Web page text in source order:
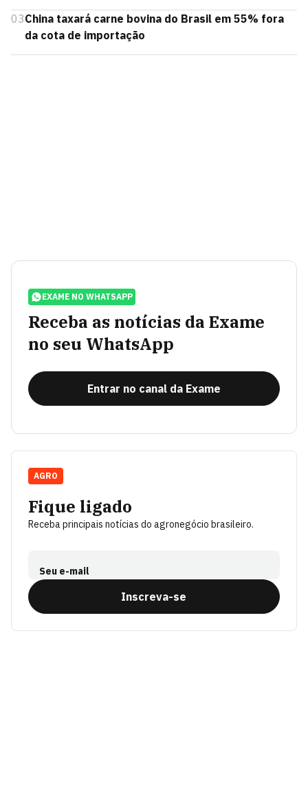
03China taxará carne bovina do Brasil em 55% fora
da cota de importação
EXAME NO WHATSAPP
Receba as notícias da Exame
no seu WhatsApp
Entrar no canal da Exame
Fique ligado
Receba principais notícias do agronegócio brasileiro.
Seu e-mail
Inscreva-se
AGRO